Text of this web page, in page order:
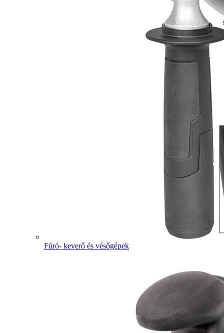
Fúró- keverő és vésőgépek